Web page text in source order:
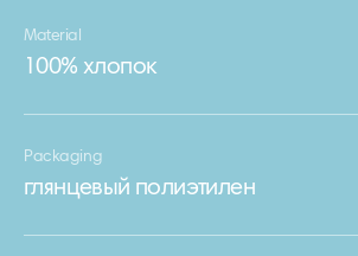
Material
100% хлопок
Packaging
глянцевый полиэтилен